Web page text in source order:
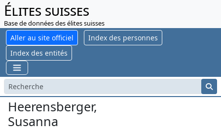
Élites suisses
Base de données des élites suisses
Aller au site officiel
Index des personnes
Index des entités
Heerensberger,
Susanna